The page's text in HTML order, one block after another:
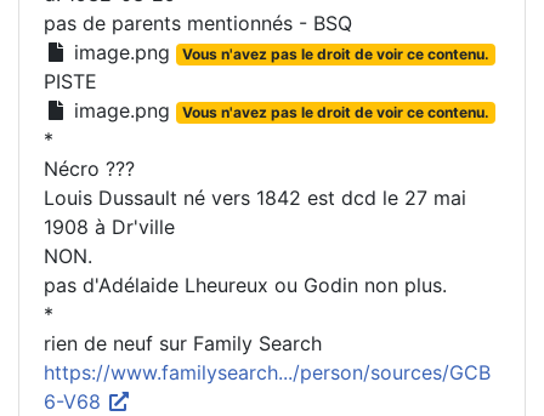
pas de parents mentionnés - BSQ
image.png
Vous n'avez pas le droit de voir ce contenu.
PISTE
image.png
Vous n'avez pas le droit de voir ce contenu.
*
Nécro ???
Louis Dussault né vers 1842 est dcd le 27 mai
1908 à Dr'ville
NON.
pas d'Adélaide Lheureux ou Godin non plus.
*
rien de neuf sur Family Search
https://www.familysearch.../person/sources/GCB
6-V68